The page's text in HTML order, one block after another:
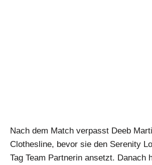
Nach dem Match verpasst Deeb
Clothesline, bevor sie den Serenity
Tag Team Partnerin ansetzt. Danach